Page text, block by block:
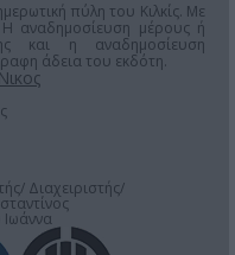
πύλη του Κιλκίς. Με
Η αναδημοσίευση μέρους ή
και η αναδημοσίευση
άδεια του εκδότη.
Διαχειριστής/